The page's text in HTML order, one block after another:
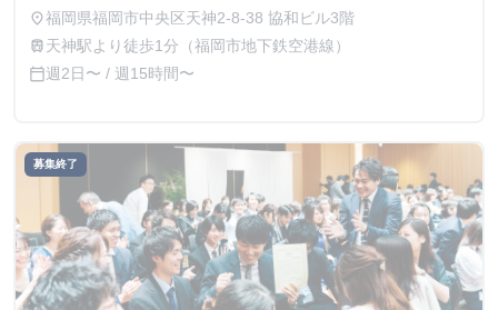
place福岡県福岡市中央区天神2-8-38 協和ビル3階
train 天神駅より徒歩1分（福岡市地下鉄空港線）
calendar_today週2日〜 / 週15時間〜
募集終了